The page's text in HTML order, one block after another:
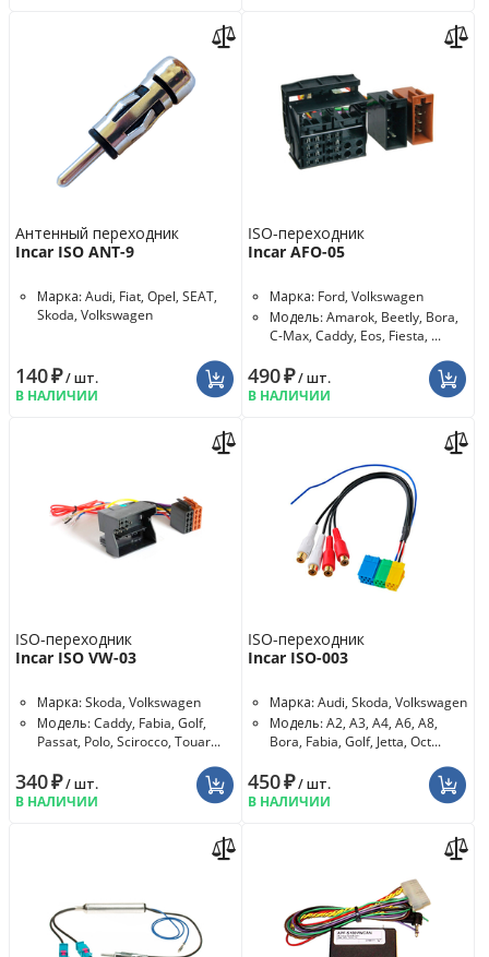
Антенный переходник
Incar ISO ANT-9
Марка: Audi, Fiat, Opel, SEAT,
Skoda, Volkswagen
140₽/ шт.
В НАЛИЧИИ
ISO-переходник
Incar AFO-05
Марка: Ford, Volkswagen
Модель: Amarok, Beetly, Bora,
C-Max, Caddy, Eos, Fiesta, ...
490₽/ шт.
В НАЛИЧИИ
ISO-переходник
Incar ISO VW-03
Марка: Skoda, Volkswagen
Модель: Caddy, Fabia, Golf,
Passat, Polo, Scirocco, Touar...
340₽/ шт.
В НАЛИЧИИ
ISO-переходник
Incar ISO-003
Марка: Audi, Skoda, Volkswagen
Модель: A2, A3, A4, A6, A8,
Bora, Fabia, Golf, Jetta, Oct...
450₽/ шт.
В НАЛИЧИИ